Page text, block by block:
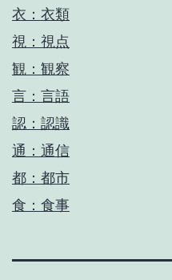
衣：衣類
視：視点
観：観察
言：言語
認：認識
通：通信
都：都市
食：食事